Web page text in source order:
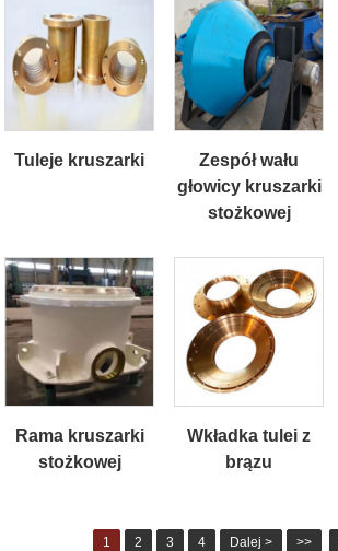
Tuleje kruszarki
Zespół wału
głowicy kruszarki
stożkowej
Rama kruszarki
stożkowej
Wkładka tulei z
brązu
1 2 3 4 Dalej > >>